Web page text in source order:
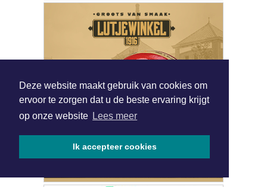
Deze website maakt gebruik van cookies om
ervoor te zorgen dat u de beste ervaring krijgt
op onze website Lees meer
Ik accepteer cookies